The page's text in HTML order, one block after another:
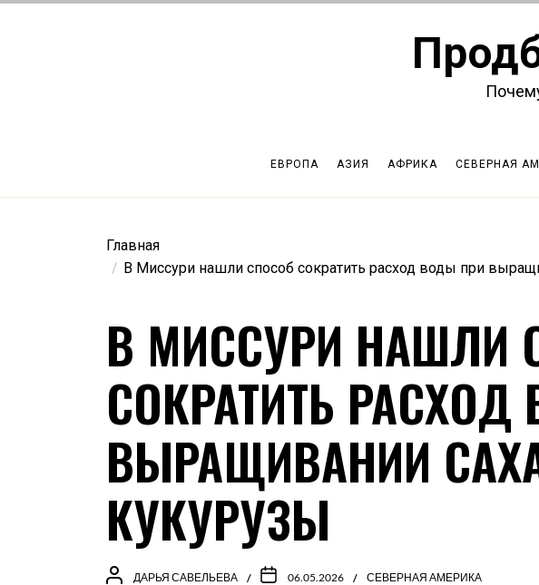
ЕВРОПА АЗИЯ АФРИКА СЕВЕРНАЯ
Главная
В Миссури нашли способ сократить расход воды при
В МИССУРИ НАШЛИ
СОКРАТИТЬ
ВЫРАЩИВАНИИ
КУКУРУЗЫ
ДАРЬЯ САВЕЛЬЕВА 06.05.2026 СЕВЕРНАЯ АМЕРИКА